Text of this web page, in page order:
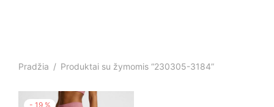
Pradžia / Produktai su žymomis “230305-3184”
- 19 %